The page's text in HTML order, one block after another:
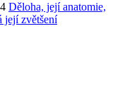
Děloha, její anatomie,
její zvětšení